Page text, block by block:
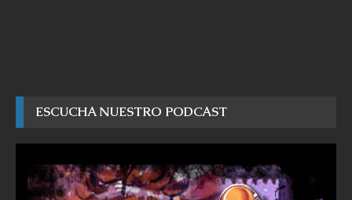
ESCUCHA NUESTRO PODCAST